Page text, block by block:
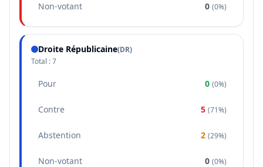
Non-votant 0 (0%)
Droite Républicaine(DR)
Total :7
Pour 0 (0%)
Contre 5 (71%)
Abstention 2 (29%)
Non-votant 0 (0%)